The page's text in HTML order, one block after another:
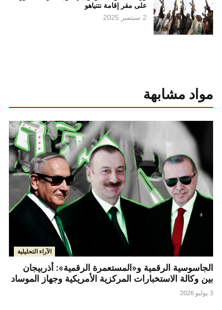
على مقر إقامة نتنياهو
2 سبتمبر 2025
مواد مشابهة
الآراء التحليلية
الجاسوسية الرقمية و«المستعمرة الرقمية»: أذربيجان
بين وكالة الاستخبارات المركزية الأمريكية وجهاز الموساد
3 يوليو 2026